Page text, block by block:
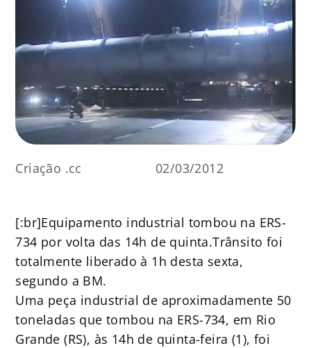
Criação .cc 02/03/2012
[:br]Equipamento industrial tombou na ERS-
734 por volta das 14h de quinta.Trânsito foi
totalmente liberado à 1h desta sexta,
segundo a BM.
Uma peça industrial de aproximadamente 50
toneladas que tombou na ERS-734, em Rio
Grande (RS), às 14h de quinta-feira (1), foi